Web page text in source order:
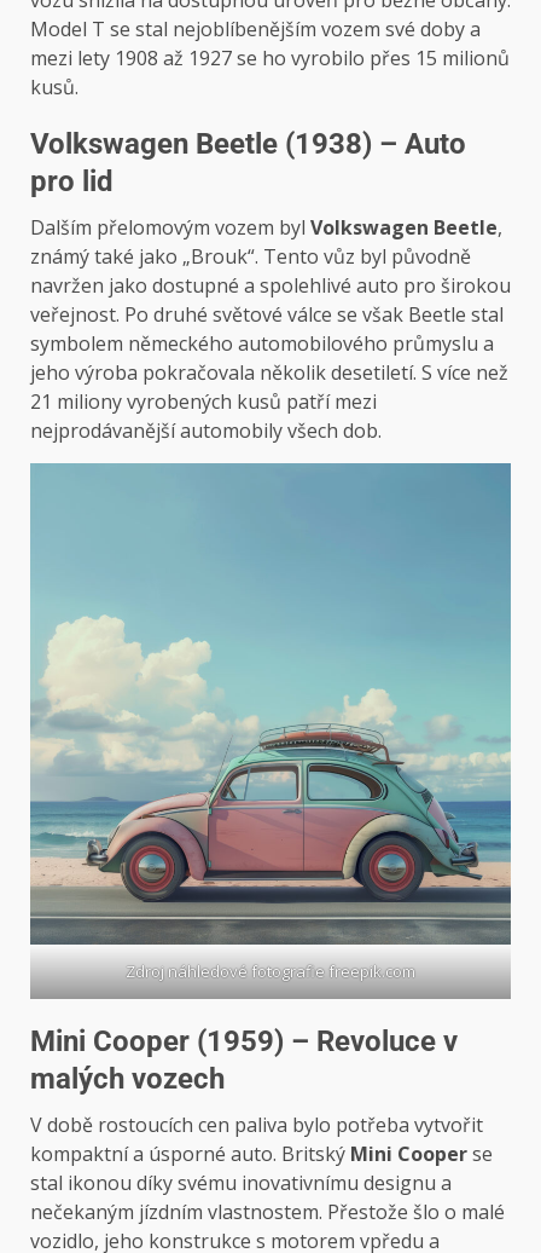
Model T se stal nejoblíbenějším vozem své doby a
mezi lety 1908 až 1927 se ho vyrobilo přes 15 milionů
kusů.
Volkswagen Beetle (1938) – Auto
pro lid
Dalším přelomovým vozem byl Volkswagen Beetle,
známý také jako „Brouk“. Tento vůz byl původně
navržen jako dostupné a spolehlivé auto pro širokou
veřejnost. Po druhé světové válce se však Beetle stal
symbolem německého automobilového průmyslu a
jeho výroba pokračovala několik desetiletí. S více než
21 miliony vyrobených kusů patří mezi
nejprodávanější automobily všech dob.
Zdroj náhledové fotografie freepik.com
Mini Cooper (1959) – Revoluce v
malých vozech
V době rostoucích cen paliva bylo potřeba vytvořit
kompaktní a úsporné auto. Britský Mini Cooperse
stal ikonou díky svému inovativnímu designu a
nečekaným jízdním vlastnostem. Přestože šlo o malé
vozidlo, jeho konstrukce s motorem vpředu a